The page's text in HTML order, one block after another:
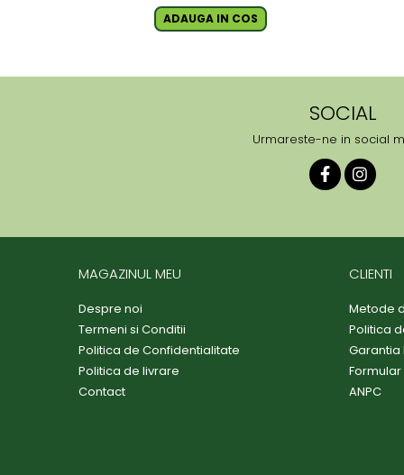
ADAUGA IN COS
SOCIAL
Urmareste-ne in social
MAGAZINUL MEU
Despre noi
Termeni si Conditii
Politica de Confidentialitate
Politica de livrare
Contact
CLIENTI
Metode
Politica
Garantia
ANPC